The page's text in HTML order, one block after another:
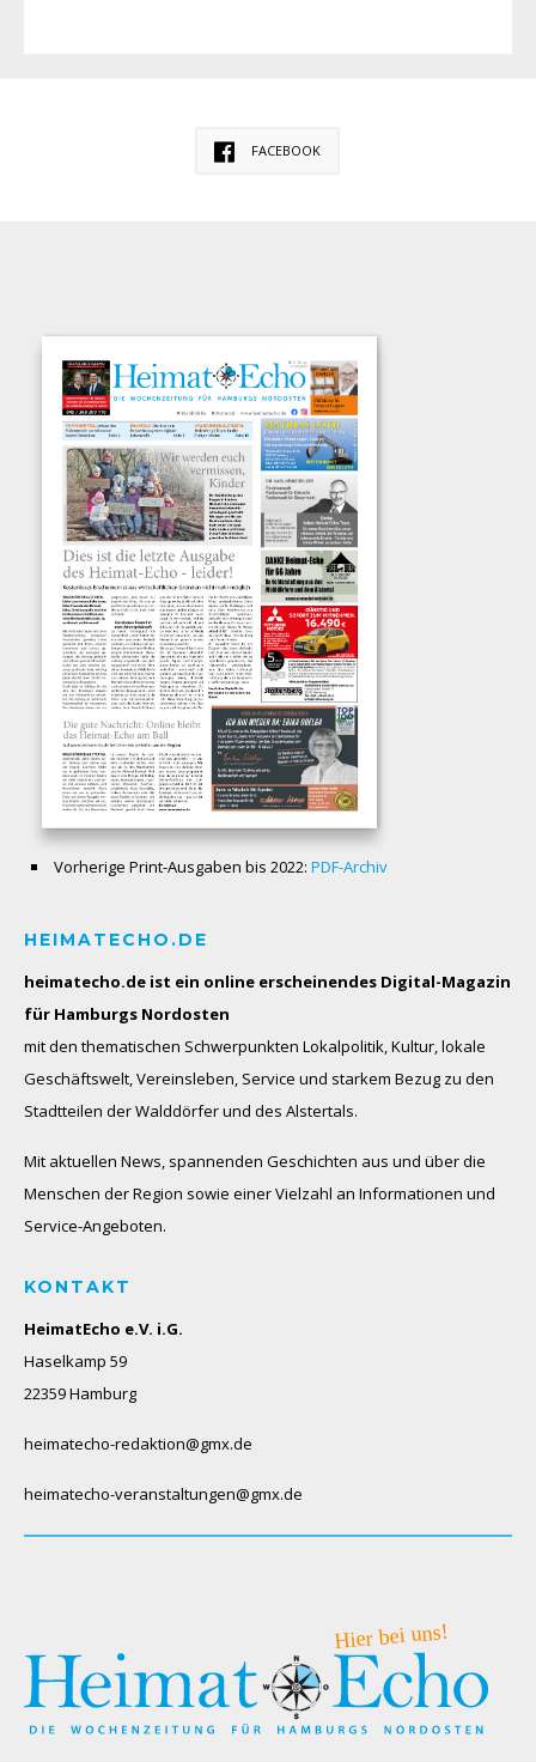
FACEBOOK
Vorherige Print-Ausgaben bis 2022: PDF-Archiv
HEIMATECHO.DE
heimatecho.de ist ein online erscheinendes Digital-Magazin
für Hamburgs Nordosten
mit den thematischen Schwerpunkten Lokalpolitik, Kultur, lokale
Geschäftswelt, Vereinsleben, Service und starkem Bezug zu den
Stadtteilen der Walddörfer und des Alstertals.
Mit aktuellen News, spannenden Geschichten aus und über die
Menschen der Region sowie einer Vielzahl an Informationen und
Service-Angeboten.
KONTAKT
HeimatEcho e.V. i.G.
Haselkamp 59
22359 Hamburg
heimatecho-redaktion@gmx.de
heimatecho-veranstaltungen@gmx.de